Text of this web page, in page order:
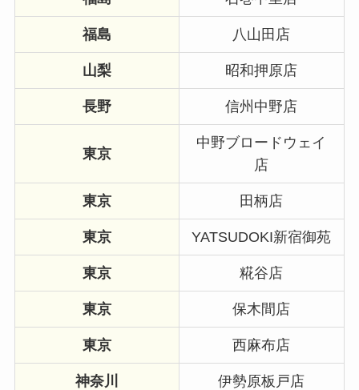
福島 八山田店
山梨 昭和押原店
長野 信州中野店
東京
中野ブロードウェイ
店
東京 田柄店
東京 YATSUDOKI新宿御苑
東京 糀谷店
東京 保木間店
東京 西麻布店
神奈川 伊勢原板戸店